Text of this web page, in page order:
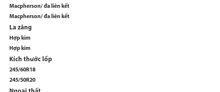
Macpherson/ đa liên kết
Macpherson/ đa liên kết
La zăng
Hợp kim
Hợp kim
Kích thước lốp
245/60R18
245/50R20